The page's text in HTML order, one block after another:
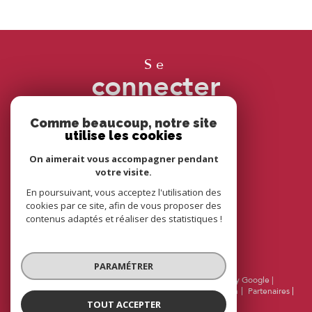
se
connecter
espace propriétaire
nous
adhérons
© 2026 | Tous droits réservés | Traduction powered by Google |
Nos honoraires
Plan du site Mentions légales Admin
Partenaires
Politique RGPD
Comme beaucoup, notre site
utilise les cookies
On aimerait vous accompagner pendant
votre visite.
En poursuivant, vous acceptez l'utilisation des
cookies par ce site, afin de vous proposer des
contenus adaptés et réaliser des statistiques !
PARAMÉTRER
TOUT ACCEPTER